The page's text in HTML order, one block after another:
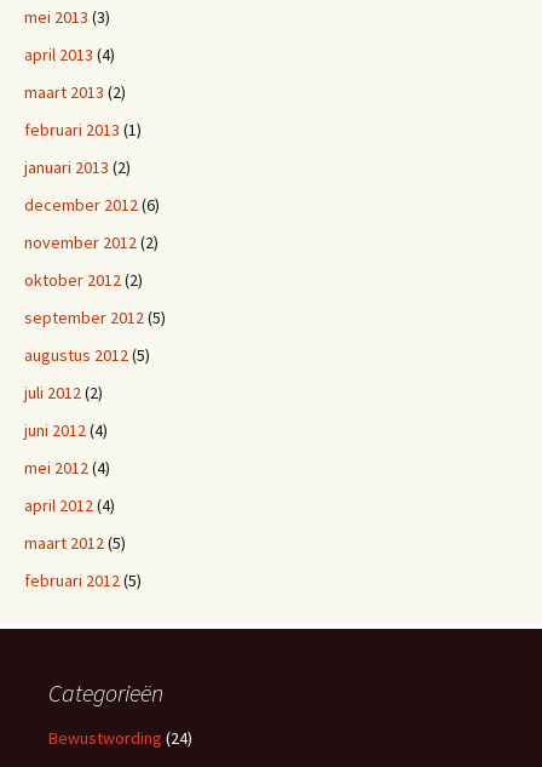
mei 2013 (3)
april 2013 (4)
maart 2013 (2)
februari 2013 (1)
januari 2013 (2)
december 2012(6)
november 2012(2)
oktober 2012(2)
september 2012(5)
augustus 2012(5)
juli 2012(2)
juni 2012(4)
mei 2012(4)
april 2012(4)
maart 2012(5)
februari 2012(5)
Categorieën
Bewustwording (24)